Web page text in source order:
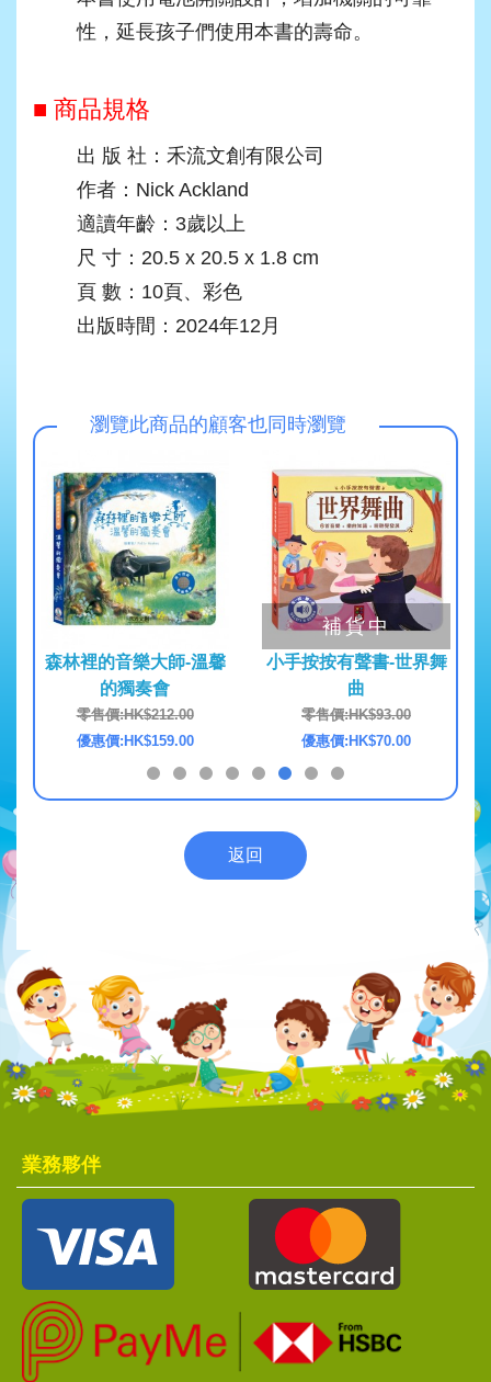
性，延長孩子們使用本書的壽命。
■ 商品規格
出 版 社：禾流文創有限公司
作者：Nick Ackland
適讀年齡：3歲以上
尺 寸：20.5 x 20.5 x 1.8 cm
頁 數：10頁、彩色
出版時間：2024年12月
瀏覽此商品的顧客也同時瀏覽
森林裡的音樂大師-溫馨
的獨奏會
零售價:HK$212.00
優惠價:HK$159.00
補貨中
小手按按有聲書-世界舞
曲
零售價:HK$93.00
優惠價:HK$70.00
返回
業務夥伴